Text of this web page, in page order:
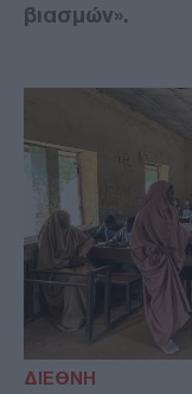
βιασμών».
ΔΙΕΘΝΗ